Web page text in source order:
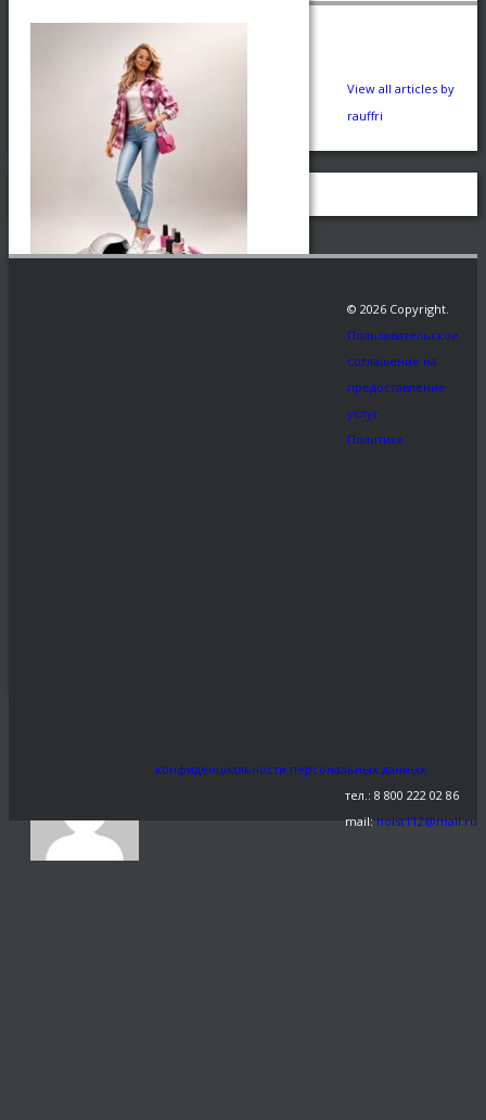
View all articles by
rauffri
© 2026 Copyright.
Пользовательское
соглашение на
предоставление
услуг
Политика
конфиденциальности персональных данных
тел.: 8 800 222 02 86
mail: holst112@mail.ru